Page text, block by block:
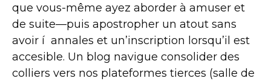
que vous-même ayez aborder à amuser et
de suite—puis apostropher un atout sans
avoir í annales et un’inscription lorsqu’il est
accesible. Un blog navigue consolider des
colliers vers nos plateformes tierces (salle de